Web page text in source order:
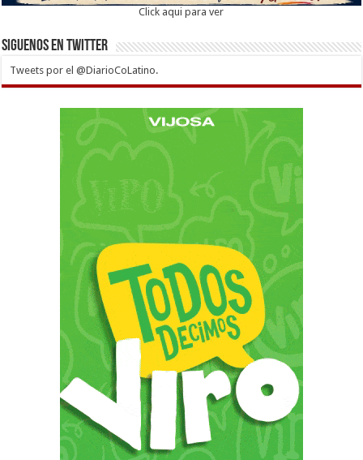
Click aqui para ver
Siguenos en twitter
Tweets por el @DiarioCoLatino.